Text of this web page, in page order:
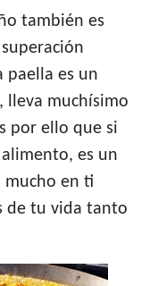
también es
paella es un
lleva muchísimo
por ello que si
es un
mucho en ti
de tu vida tanto